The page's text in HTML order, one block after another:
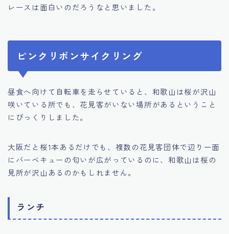
レースは面白いのだろうなと思いました。
ピンクリボンサイクリング
昼食へ向けて自転車を走らせていると、和歌山は桜が沢山
咲いている所でも、花見客がいない場所があるということ
にびっくりしました。
大阪だと桜1本あるだけでも、複数の花見客団体で辺り一面
にバーベキューの匂いが広がっているのに、和歌山は桜の
見所が沢山あるのかもしれません。
ランチ